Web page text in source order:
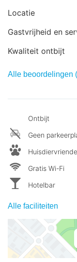
Locatie
Gastvrijheid en
Kwaliteit ontbijt
Alle beoordelingen
Ontbijt
Geen
Gratis Wi-Fi
Hotelbar
Alle faciliteiten